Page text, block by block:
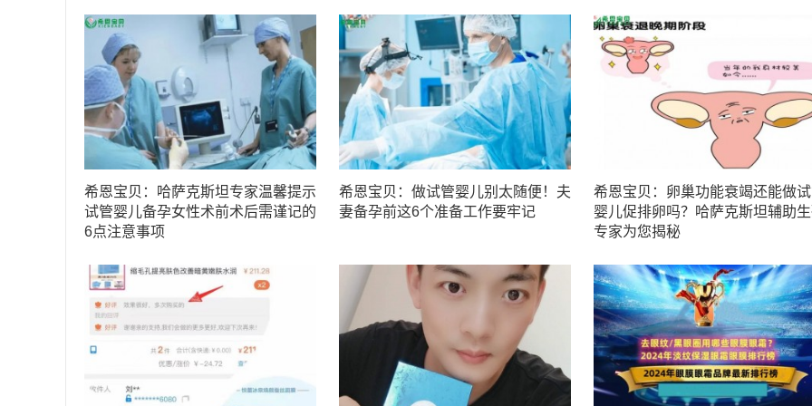
希恩宝贝：哈萨克斯坦专家温馨提示
试管婴儿备孕女性术前术后需谨记的
6点注意事项
希恩宝贝：做试管婴儿别太随便！夫
妻备孕前这6个准备工作要牢记
希恩宝贝：卵巢功能衰竭还能做
婴儿促排卵吗？哈萨克斯坦辅助
专家为您揭秘